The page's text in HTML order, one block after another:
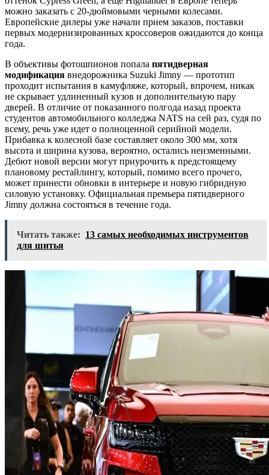
можно заказать с 20-дюймовыми черными колесами.
Европейские дилеры уже начали прием заказов, поставки
первых модернизированных кроссоверов ожидаются до конца
года.
В объективы фотошпионов попала пятидверная
модификация внедорожника Suzuki Jimny — прототип
проходит испытания в камуфляже, который, впрочем, никак
не скрывает удлиненный кузов и дополнительную пару
дверей. В отличие от показанного полгода назад проекта
студентов автомобильного колледжа NATS на сей раз, судя по
всему, речь уже идет о полноценной серийной модели.
Прибавка к колесной базе составляет около 300 мм, хотя
высота и ширина кузова, вероятно, остались неизменными.
Дебют новой версии могут приурочить к предстоящему
плановому рестайлингу, который, помимо всего прочего,
может принести обновки в интерьере и новую гибридную
силовую установку. Официальная премьера пятидверного
Jimny должна состояться в течение года.
Читать также: 13 самых необходимых инструментов
для шитья